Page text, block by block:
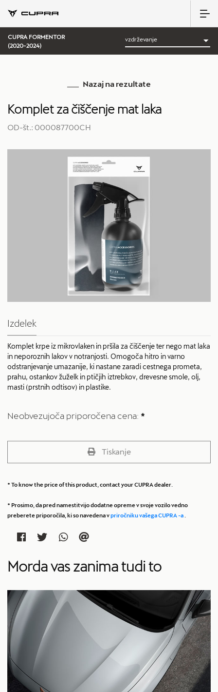
CUPRA FORMENTOR
(2020-2024)
Nazaj na rezultate
Komplet za čiščenje mat laka
OD-št.: 000087700CH
Izdelek
Komplet krpe iz mikrovlaken in pršila za čiščenje ter nego mat laka
in neporoznih lakov v notranjosti. Omogoča hitro in varno
odstranjevanje umazanije, ki nastane zaradi cestnega prometa,
prahu, ostankov žuželk in ptičjih iztrebkov, drevesne smole, olj,
masti (prstnih odtisov) in plastike.
Neobvezujoča priporočena cena: *
Tiskanje
* To know the price of this product, contact your CUPRA dealer.
* Prosimo, da pred namestitvijo dodatne opreme v svoje vozilo vedno
preberete priporočila, ki so navedena vpriročniku vašega CUPRA -a
Morda vas zanima tudi to